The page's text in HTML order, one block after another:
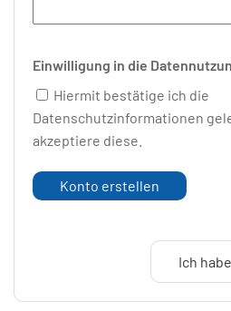
Einwilligung in die
Hiermit bestätige ich die
Datenschutzinformationen
akzeptiere diese.
Ich